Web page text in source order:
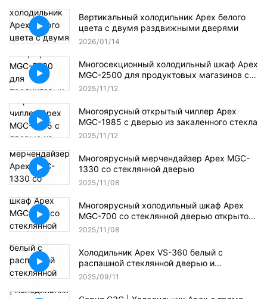
Вертикальный холодильник Apex белого
цвета с двумя раздвижными дверями
2026 01 14
Многосекционный холодильный шкаф Apex
MGC-2500 для продуктовых магазинов со
стеклянной дверью
2025 11 12
Многоярусный открытый чиллер Apex
MGC-1985 с дверью из закаленного стекла
2025 11 12
Многоярусный мерчендайзер Apex MGC-
1330 со стеклянной дверью
2025 11 08
Многоярусный холодильный шкаф Apex
MGC-700 со стеклянной дверью открытого
типа
2025 11 08
Холодильник Apex VS-360 белый с
распашной стеклянной дверью и
светодиодной подсветкой
2025 09 11